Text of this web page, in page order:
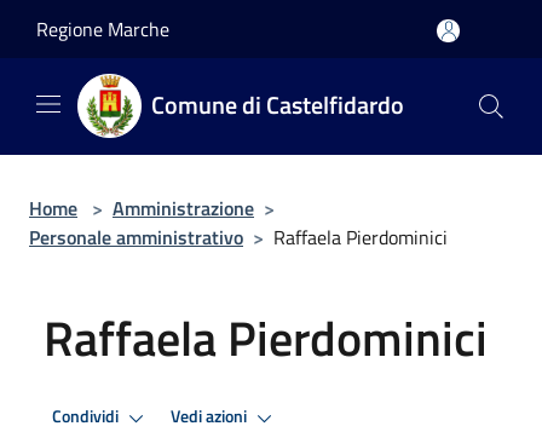
Regione Marche
Comune di Castelfidardo
Home > Amministrazione >
Personale amministrativo > Raffaela Pierdominici
Raffaela Pierdominici
Condividi Vedi azioni